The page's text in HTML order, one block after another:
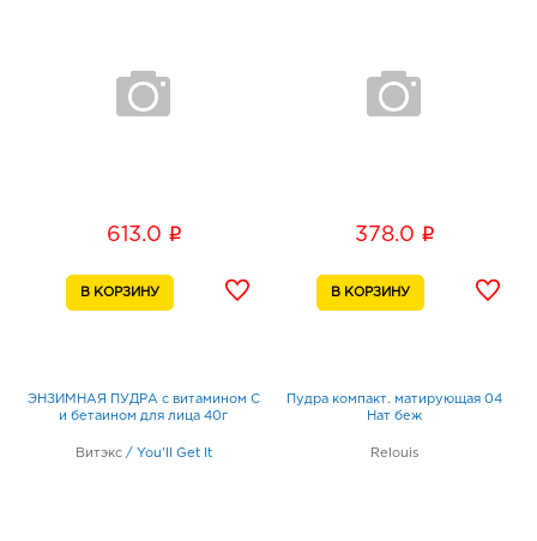
613.0 i 378.0 i
ЭНЗИМНАЯ ПУДРА с витамином С
и бетаином для лица 40г
Витэкс / You'll Get It
Пудра компакт. матирующая 04
Нат беж
Relouis